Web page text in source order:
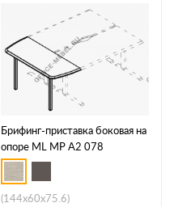
Брифинг-приставка боковая на
опоре ML МР А2 078
(144x60x75.6)